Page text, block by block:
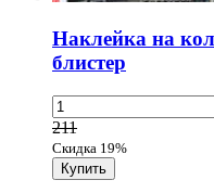
Наклейка на
блистер
211
Скидка 19%